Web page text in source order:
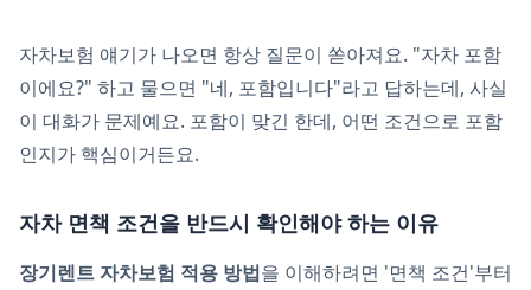
자차보험 얘기가 나오면 항상 질문이 쏟아져요. "자차 포함
이에요?" 하고 물으면 "네, 포함입니다"라고 답하는데, 사실
이 대화가 문제예요. 포함이 맞긴 한데, 어떤 조건으로 포함
인지가 핵심이거든요.
자차 면책 조건을 반드시 확인해야 하는 이유
장기렌트 자차보험 적용 방법을 이해하려면 '면책 조건'부터